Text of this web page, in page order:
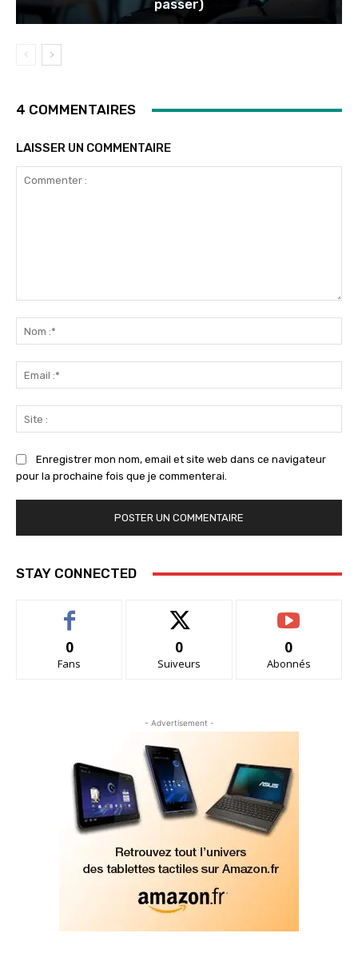
passer)
4 COMMENTAIRES
LAISSER UN COMMENTAIRE
:*
:*
:
Enregistrer mon nom, email et site web dans ce navigateur
pour la prochaine fois que je commenterai.
STAY CONNECTED
0
Fans
0
Suiveurs
0
Abonnés
- Advertisement -